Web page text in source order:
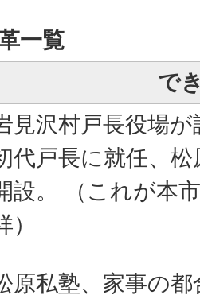
一覧
で
見沢村戸長役場
代戸長に就任、
設。 （これが本
）
原私塾、家事の